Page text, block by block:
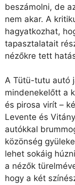
beszámolni, de
nem akar. A
hagyatkozhat,
tapasztalatait
nézőkre tett
A Tütü-tutu autó
mindenekelőtt a
és pirosa virít –
Levente és
autókkal
közönség
lehet sokáig
a nézők
hogy a két